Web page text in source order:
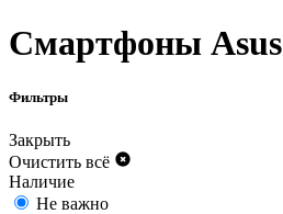
Смартфоны Asus
Фильтры
Закрыть
Очистить всё
Наличие
Не важно